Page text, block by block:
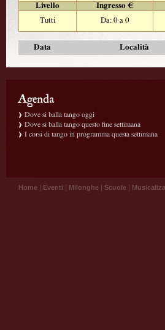
Livello
Ingresso €
Tutti
Da: 0 a 0
Data Località
Dove si balla tango oggi
Dove si balla tango questo fine settimana
I corsi di tango in programma questa settimana
Home | Eventi | Milonghe | Scuole |